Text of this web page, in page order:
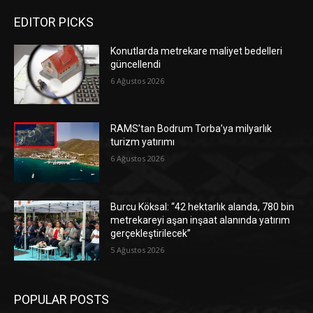
EDITOR PICKS
Konutlarda metrekare maliyet bedelleri
güncellendi
6 Ağustos 2026
RAMS’tan Bodrum Torba’ya milyarlık
turizm yatırımı
6 Ağustos 2026
Burcu Köksal: “42 hektarlık alanda, 780 bin
metrekareyi aşan inşaat alanında yatırım
gerçekleştirilecek”
5 Ağustos 2026
POPULAR POSTS